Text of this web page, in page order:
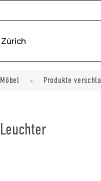
Möbel < Produkte
Leuchter